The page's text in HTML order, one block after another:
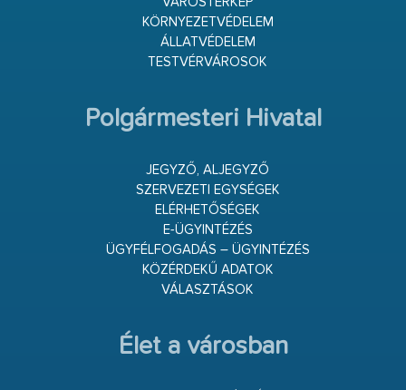
KÖRNYEZETVÉDELEM
ÁLLATVÉDELEM
TESTVÉRVÁROSOK
Polgármesteri Hivatal
JEGYZŐ, ALJEGYZŐ
SZERVEZETI EGYSÉGEK
ELÉRHETŐSÉGEK
E-ÜGYINTÉZÉS
ÜGYFÉLFOGADÁS – ÜGYINTÉZÉS
KÖZÉRDEKŰ ADATOK
VÁLASZTÁSOK
Élet a városban